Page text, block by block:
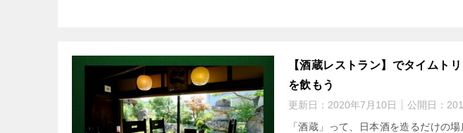
【酒蔵レストラン】でタイムト
を飲もう
更新日： 2020年7月10日 公開日：
「酒蔵」って、日本酒を造るだけの